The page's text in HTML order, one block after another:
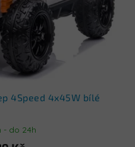
4Speed 4x45W bílé
- do 24h